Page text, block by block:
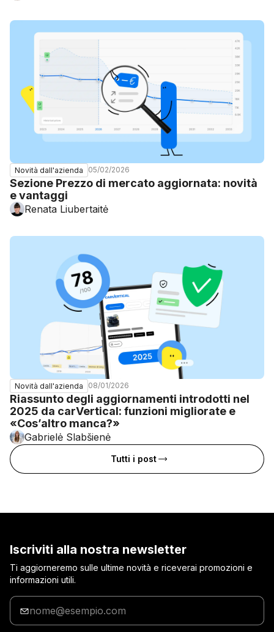
Novità dall'azienda 05/02/2026
Sezione Prezzo di mercato aggiornata: novità
e vantaggi
Renata Liubertaitė
Novità dall'azienda 08/01/2026
Riassunto degli aggiornamenti introdotti nel
2025 da carVertical: funzioni migliorate e
«Cos’altro manca?»
Gabrielė Slabšienė
Tutti i post
Iscriviti alla nostra newsletter
Ti aggiorneremo sulle ultime novità e riceverai promozioni e
informazioni utili.
Inserisci
tua